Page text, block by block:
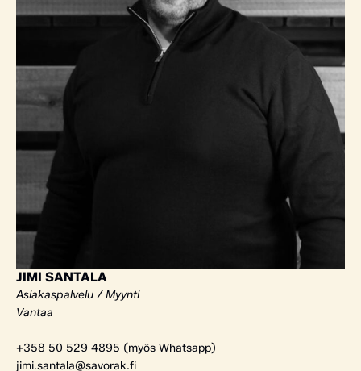
JIMI SANTALA
Asiakaspalvelu / Myynti
Vantaa
+358 50 529 4895 (myös Whatsapp)
jimi.santala@savorak.fi